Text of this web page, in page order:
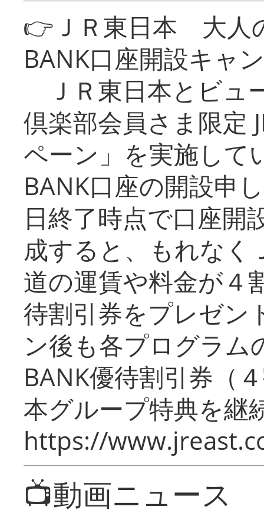
👉ＪＲ東日本 大人
BANK口座開設キャ
ＪＲ東日本とビュ
倶楽部会員さま限定
ペーン」を実施して
BANK口座の開設申
日終了時点で口座開
成すると、もれなく
道の運賃や料金が４
待割引券をプレゼン
ン後も各プログラム
BANK優待割引券（
本グループ特典を継
https://
📺動画ニュース